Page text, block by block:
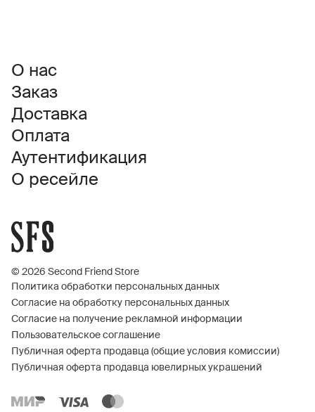
О нас
Заказ
Доставка
Оплата
Аутентификация
О ресейле
© 2026 Second Friend Store
Политика обработки персональных данных
Согласие на обработку персональных данных
Согласие на получение рекламной информации
Пользовательское соглашение
Публичная оферта продавца (общие условия комиссии)
Публичная оферта продавца ювелирных украшений